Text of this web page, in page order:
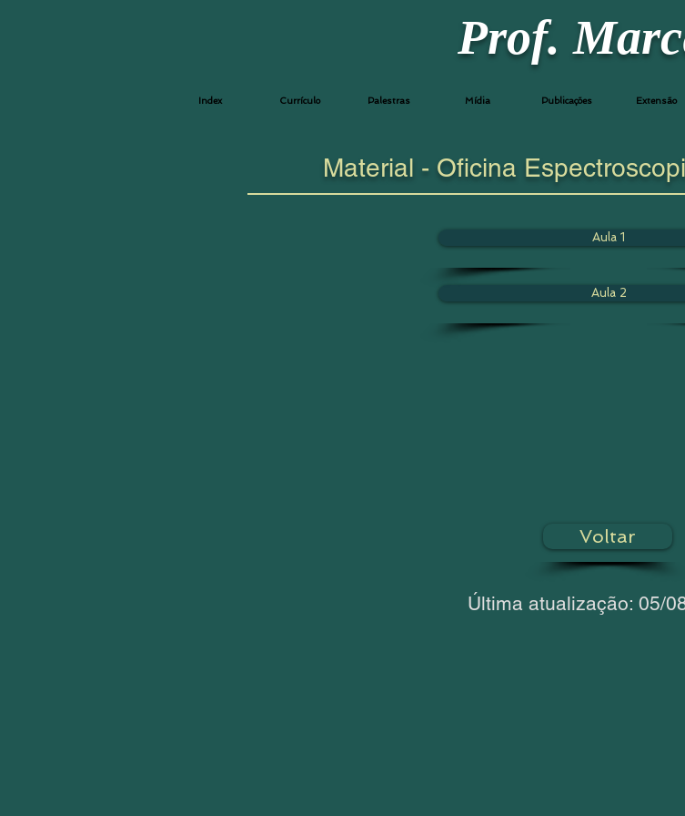
Prof.
Index Currículo Palestras Mídia Publicações Extensão
Material - Oficina
Aula 1
Aula 2
Voltar
Última atualização: 05/